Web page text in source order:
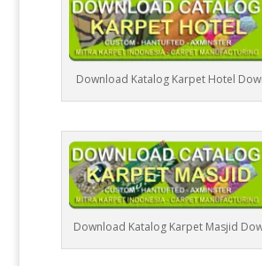
Download Katalog Karpet Hotel
Download Katalog Karpet Masjid